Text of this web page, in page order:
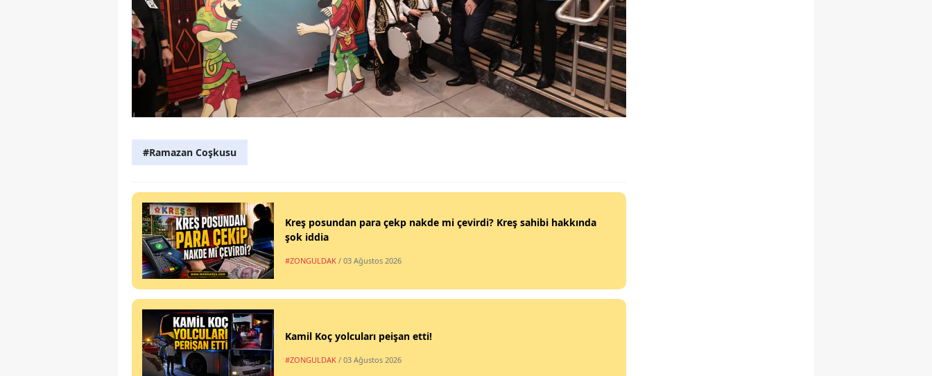
#Ramazan Coşkusu
Kreş posundan para çekp nakde mi çevirdi? Kreş sahibi hakkında
şok iddia
#ZONGULDAK / 03 Ağustos 2026
Kamil Koç yolcuları peişan etti!
#ZONGULDAK / 03 Ağustos 2026